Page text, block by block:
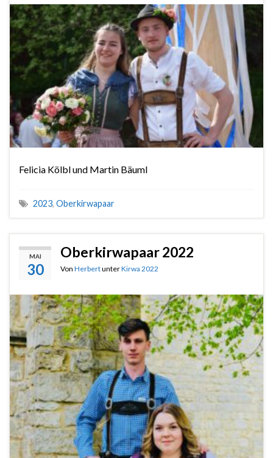
Felicia Kölbl und Martin Bäuml
2023, Oberkirwapaar
MAI
30
Oberkirwapaar 2022
Von HerbertunterKirwa 2022